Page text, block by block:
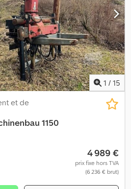
Certifié COP ✔ Expérience dans
✔ Service personnalisé et
bv. Lenskensdijk 5 2200
1 / 15
et de
1150
4 989 €
prix fixe hors TVA
(6 236 € brut)